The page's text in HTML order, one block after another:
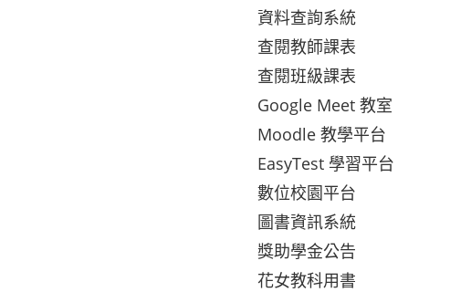
資料查詢系統
查閱教師課表
查閱班級課表
Google Meet 教室
Moodle 教學平台
EasyTest 學習平台
數位校園平台
圖書資訊系統
獎助學金公告
花女教科用書